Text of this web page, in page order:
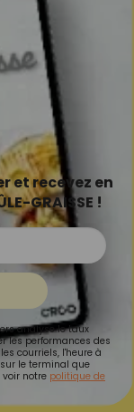
et recevez en
GRAISSE !
analyse le taux
les performances des
courriels, l'heure à
le terminal que
notre politique de